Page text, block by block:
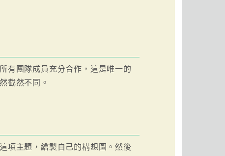
有團隊成員充分合作，這是唯一的
截然不同。
項主題，繪製自己的構想圖。然後